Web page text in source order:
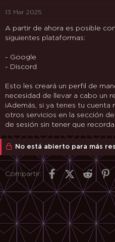
m
13 Mar 2025
A partir de ahora es posible
siguientes plataformas:
- Google
- Discord
Esto les creará un perfil de
necesidad de llevar a cabo un
¡Además, si ya tenes tu
otros servicios en la sección
de sesión sin tener que
No está abierto para más
Compartir: Facebook
X (Twitter)